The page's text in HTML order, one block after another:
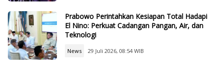
Prabowo Perintahkan Kesiapan Total Hadapi
El Nino: Perkuat Cadangan Pangan, Air, dan
Teknologi
News 29 Juli 2026, 08:54 WIB